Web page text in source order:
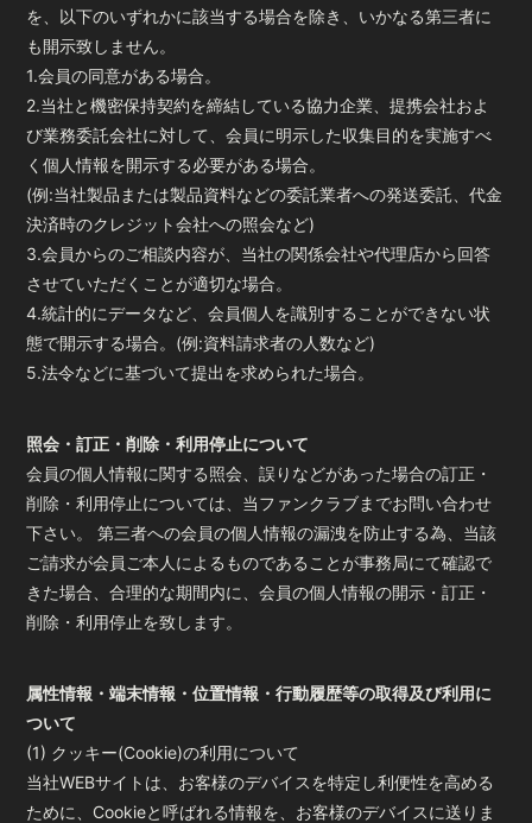
を、以下のいずれかに該当する場合を除き、いかなる第三者に
も開示致しません。
1.会員の同意がある場合。
2.当社と機密保持契約を締結している協力企業、提携会社およ
び業務委託会社に対して、会員に明示した収集目的を実施すべ
く個人情報を開示する必要がある場合。
(例:当社製品または製品資料などの委託業者への発送委託、代金
決済時のクレジット会社への照会など)
3.会員からのご相談内容が、当社の関係会社や代理店から回答
させていただくことが適切な場合。
4.統計的にデータなど、会員個人を識別することができない状
態で開示する場合。(例:資料請求者の人数など)
5.法令などに基づいて提出を求められた場合。
照会・訂正・削除・利用停止について
会員の個人情報に関する照会、誤りなどがあった場合の訂正・
削除・利用停止については、当ファンクラブまでお問い合わせ
下さい。 第三者への会員の個人情報の漏洩を防止する為、当該
ご請求が会員ご本人によるものであることが事務局にて確認で
きた場合、合理的な期間内に、会員の個人情報の開示・訂正・
削除・利用停止を致します。
属性情報・端末情報・位置情報・行動履歴等の取得及び利用に
ついて
(1) クッキー(Cookie)の利用について
当社WEBサイトは、お客様のデバイスを特定し利便性を高める
ために、Cookieと呼ばれる情報を、お客様のデバイスに送りま